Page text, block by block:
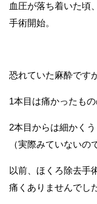
血圧が落ち着いた頃、
手術開始。
恐れていた麻酔です
1本目は痛かったもの
2本目からは細かく
（実際みていないの
以前、ほくろ除去手
痛くありませんでし